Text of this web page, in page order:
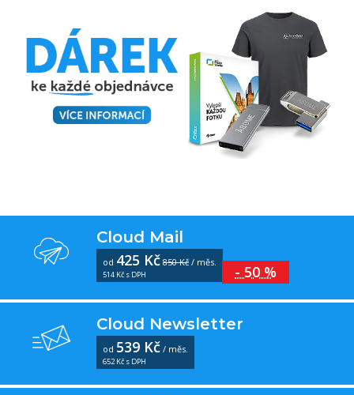
Cloud Mail
od 425 Kč 850 Kč / měs.
514 Kč s DPH - 50 %
Cloud Newsletter
od 539 Kč / měs.
652 Kč s DPH